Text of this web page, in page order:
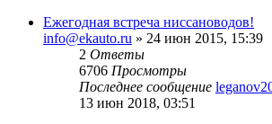
Ежегодная встреча ниссановодов!
info@ekauto.ru » 24 июн 2015, 15:39
2 Ответы
6706 Просмотры
Последнее сообщение
13 июн 2018, 03:51